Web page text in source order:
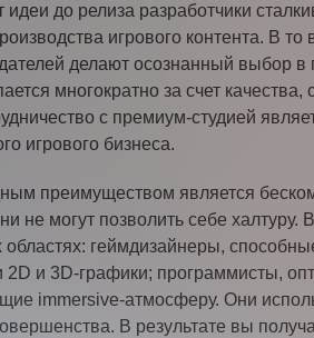
идеи до релиза разработчики
игрового контента. В
делают осознанный выбор в
многократно за счет
с премиум-студией
игрового бизнеса.
преимуществом является
не могут позволить себе
областях: геймдизайнеры,
2D и 3D-графики; программисты,
immersive-атмосферу. Они
В результате вы